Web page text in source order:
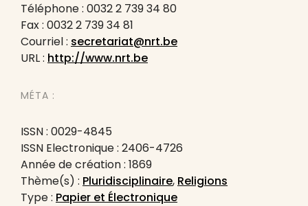
Téléphone : 0032 2 739 34 80
Fax : 0032 2 739 34 81
Courriel : secretariat@nrt.be
URL : http://www.nrt.be
MÉTA :
ISSN : 0029-4845
ISSN Electronique : 2406-4726
Année de création : 1869
Thème(s) : Pluridisciplinaire, Religions
Type : Papier et Électronique